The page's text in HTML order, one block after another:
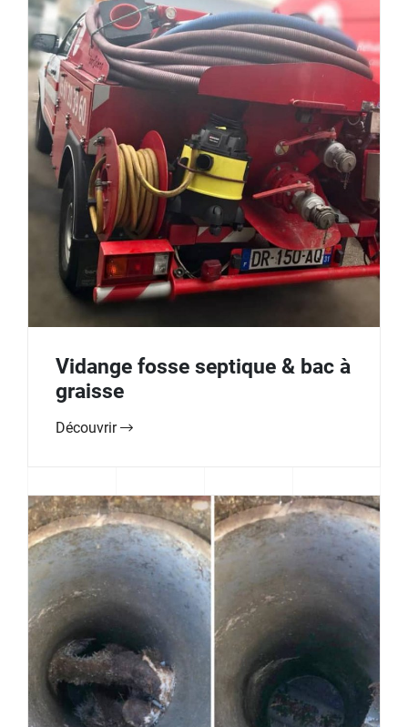
Vidange fosse septique & bac à
graisse
Découvrir